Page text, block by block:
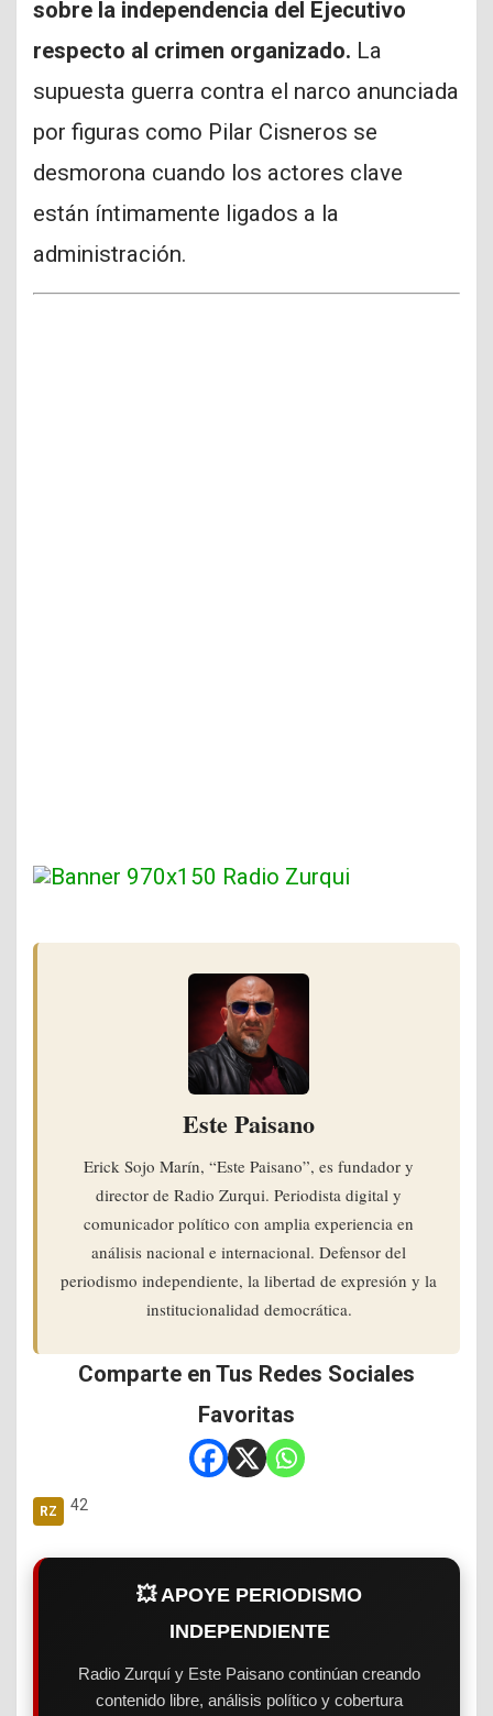
sobre la independencia del Ejecutivo
respecto al crimen organizado. La
supuesta guerra contra el narco anunciada
por figuras como Pilar Cisneros se
desmorona cuando los actores clave
están íntimamente ligados a la
administración.
Este Paisano
Erick Sojo Marín, “Este Paisano”, es fundador y
director de Radio Zurqui. Periodista digital y
comunicador político con amplia experiencia en
análisis nacional e internacional. Defensor del
periodismo independiente, la libertad de expresión y la
institucionalidad democrática.
Comparte en Tus Redes Sociales
Favoritas
42
💥 APOYE PERIODISMO
INDEPENDIENTE
Radio Zurquí y Este Paisano continúan creando
contenido libre, análisis político y cobertura